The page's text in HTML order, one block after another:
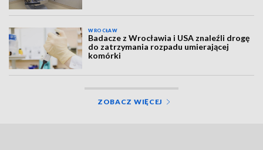
WROCŁAW
Badacze z Wrocławia i USA znaleźli drogę
do zatrzymania rozpadu umierającej
komórki
ZOBACZ WIĘCEJ